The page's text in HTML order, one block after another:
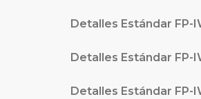
Detalles Estándar FP-
Detalles Estándar FP-
Detalles Estándar